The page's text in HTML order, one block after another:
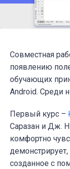
Совместная
появлению
обучающих
Android. Среди
Первый курс –
Саразан и Дж.
комфортно
созданное с